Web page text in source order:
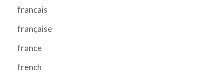
francais
française
france
french